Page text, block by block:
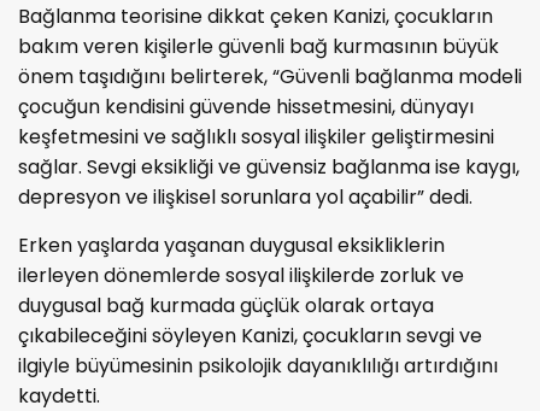
Bağlanma teorisine dikkat çeken Kanizi, çocukların
bakım veren kişilerle güvenli bağ kurmasının büyük
önem taşıdığını belirterek, “Güvenli bağlanma modeli
çocuğun kendisini güvende hissetmesini, dünyayı
keşfetmesini ve sağlıklı sosyal ilişkiler geliştirmesini
sağlar. Sevgi eksikliği ve güvensiz bağlanma ise kaygı,
depresyon ve ilişkisel sorunlara yol açabilir” dedi.
Erken yaşlarda yaşanan duygusal eksikliklerin
ilerleyen dönemlerde sosyal ilişkilerde zorluk ve
duygusal bağ kurmada güçlük olarak ortaya
çıkabileceğini söyleyen Kanizi, çocukların sevgi ve
ilgiyle büyümesinin psikolojik dayanıklılığı artırdığını
kaydetti.